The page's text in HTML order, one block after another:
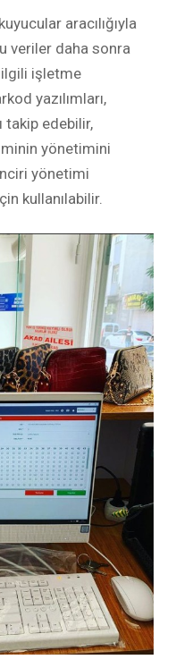
aracılığıyla
veriler daha sonra
ilgili işletme
yazılımları,
takip edebilir,
yönetimini
yönetimi
kullanılabilir.